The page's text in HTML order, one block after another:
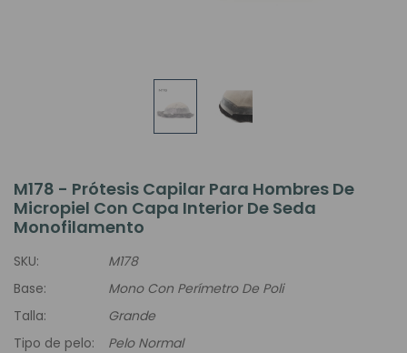
M178 - Prótesis Capilar Para Hombres De
Micropiel Con Capa Interior De Seda
Monofilamento
SKU:
M178
Base:
Mono Con Perímetro De Poli
Talla:
Grande
Tipo de pelo:
Pelo Normal